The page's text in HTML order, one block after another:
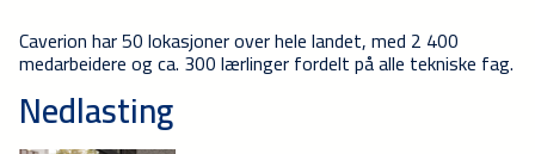
Caverion har 50 lokasjoner over hele landet, med 2 400
medarbeidere og ca. 300 lærlinger fordelt på alle tekniske fag.
Nedlasting